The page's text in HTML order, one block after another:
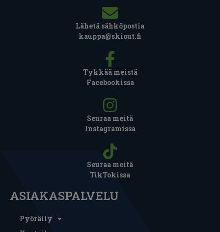
Lähetä sähköpostia
kauppa@skiout.fi
Tykkää meistä
Facebookissa
Seuraa meitä
Instagramissa
Seuraa meitä
TikTokissa
ASIAKASPALVELU
Pyöräily